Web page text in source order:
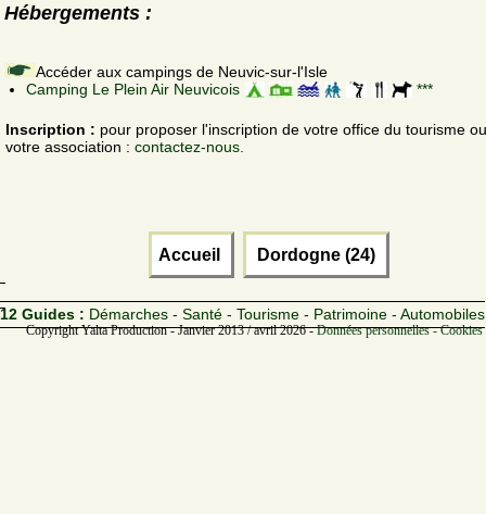
Hébergements :
Accéder aux campings de Neuvic-sur-l'Isle
Camping Le Plein Air Neuvicois
***
Inscription : pour proposer l'inscription de votre office du tourisme
votre association : contactez-nous.
Accueil Dordogne (24)
12 Guides : Démarches - Santé - Tourisme - Patrimoine - Automobiles
Copyright Yalta Production - Janvier 2013 / avril 2026 -Données personnelles -